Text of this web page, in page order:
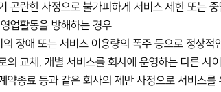
곤란한 사정으로 불가피하게 서비스 제한 또는
업활동을 방해하는 경우
장애 또는 서비스 이용량의 폭주 등으로 정상적
교체, 개별 서비스를 회사에 운영하는 다른 사
종료 등과 같은 회사의 제반 사정으로 서비스를